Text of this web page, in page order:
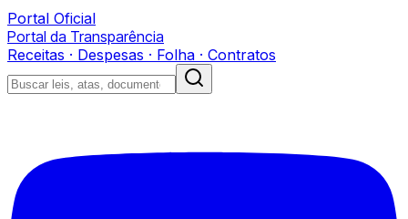
Portal Oficial
Portal da Transparência
Receitas · Despesas · Folha · Contratos